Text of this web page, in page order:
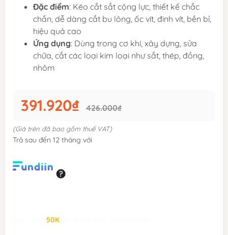
Đặc điểm: Kéo cắt sắt cộng lực, thiết kế chắc
chắn, dễ dàng cắt bu lông, ốc vít, đinh vít, bền bỉ,
hiệu quả cao
Ứng dụng: Dùng trong cơ khí, xây dựng, sửa
chữa, cắt các loại kim loại như sắt, thép, đồng,
nhôm
391.920₫ 426.000₫
(Giá trên đã bao gồm thuế VAT)
Trả sau đến 12 tháng với
50K